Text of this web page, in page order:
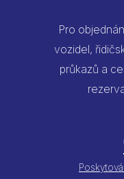
Pro
vozidel,
průkazů a